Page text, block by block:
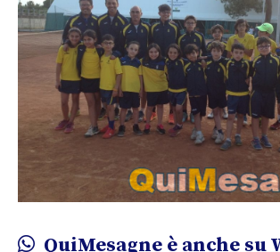
QuiMesagne è anche su